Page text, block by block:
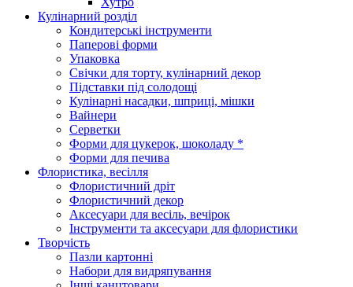
Кулінарний розділ
Кондитерські інструменти
Паперові форми
Упаковка
Свічки для торту, кулінарний декор
Підставки під солодощі
Кулінарні насадки, шприці, мішки
Вайнери
Серветки
Форми для цукерок, шоколаду *
Форми для печива
Флористика, весілля
Флористичний дріт
Флористичний декор
Аксесуари для весіль, вечірок
Інструменти та аксесуари для флористики
Творчість
Пазли картонні
Набори для видряпування